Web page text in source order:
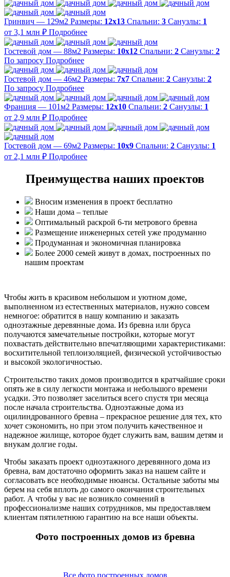
Гринвич — 129м2 Размеры: 12х13 Спальни: 3 Санузлы: 1
от 3,1 млн ₽ Подробнее
Гостевой дом — 88м2 Размеры: 10х12 Спальни: 2 Санузлы: 2
По запросу Подробнее
Гостевой дом — 46м2 Размеры: 7х7 Спальни: 2 Санузлы: 2
По запросу Подробнее
Франция — 101м2 Размеры: 12х10 Спальни: 2 Санузлы: 1
от 2,9 млн ₽ Подробнее
Гостевой дом — 69м2 Размеры: 10х9 Спальни: 2 Санузлы: 1
от 2,1 млн ₽ Подробнее
Преимущества наших проектов
Вносим изменения в проект бесплатно
Наши дома – теплые
Оптимальный раскрой 6-ти метрового бревна
Размещение инженерных сетей уже продуманно
Продуманная и экономичная планировка
Более 2000 семей живут в домах, построенных по
нашим проектам
Чтобы жить в красивом небольшом и уютном доме,
выполненном из естественных материалов, нужно совсем
немногое: обратится в нашу компанию и заказать
одноэтажные деревянные дома. Из бревна или бруса
получаются замечательные постройки, которые могут
похвастать действительно впечатляющими характеристиками:
восхитительной теплоизоляцией, физической устойчивостью
и высокой экологичностью.
Строительство таких домов производится в кратчайшие сроки
опять же в силу легкости монтажа и небольшого времени
усадки. Это позволяет заселиться всего спустя три месяца
после начала строительства. Одноэтажные дома из
оцилиндрованного бревна – прекрасное решение для тех, кто
хочет сэкономить, но при этом получить качественное и
надежное жилище, которое будет служить вам, вашим детям и
внукам долгие годы.
Чтобы заказать проект одноэтажного деревянного дома из
бревна, вам достаточно оформить заказ на нашем сайте и
согласовать все необходимые нюансы. Остальные заботы мы
берем на себя вплоть до самого окончания строительных
работ. А чтобы у вас не возникло сомнений в
профессионализме наших сотрудников, мы предоставляем
клиентам пятилетнюю гарантию на все наши объекты.
Фото построенных домов из бревна